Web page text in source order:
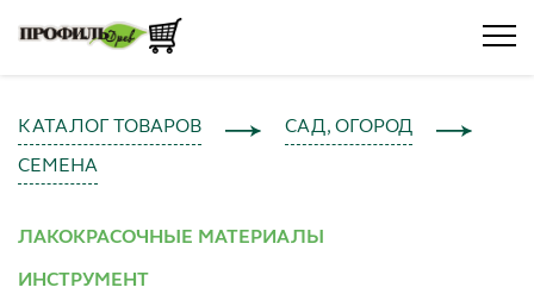
КАТАЛОГ ТОВАРОВ САД, ОГОРОД
СЕМЕНА
ЛАКОКРАСОЧНЫЕ МАТЕРИАЛЫ
ИНСТРУМЕНТ